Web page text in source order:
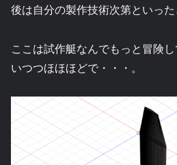
後は自分の製作技術次第といった
ここは試作艇なんでもっと冒険
いつつほほほどで・・・。